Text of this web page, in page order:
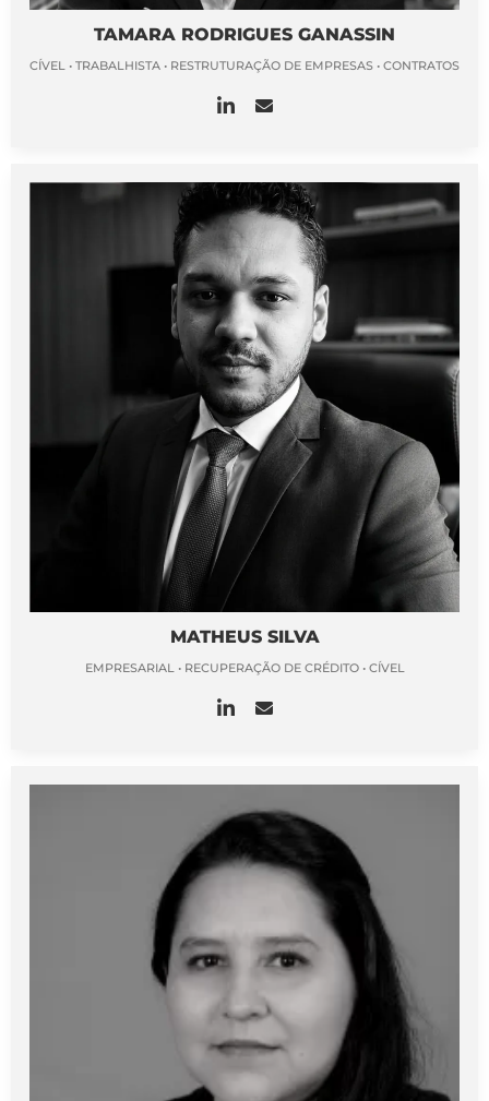
TAMARA RODRIGUES GANASSIN
CÍVEL • TRABALHISTA • RESTRUTURAÇÃO DE EMPRESAS • CONTRATOS
MATHEUS SILVA
EMPRESARIAL • RECUPERAÇÃO DE CRÉDITO • CÍVEL